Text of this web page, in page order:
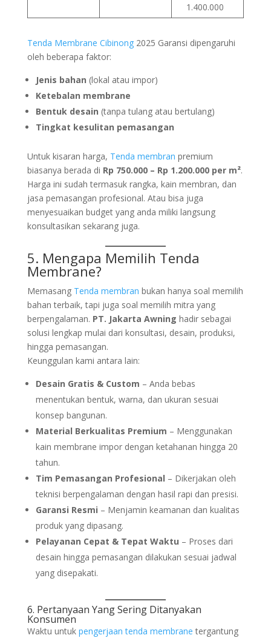
1.400.000
Tenda Membrane Cibinong2025 Garansi dipengaruhi
oleh beberapa faktor:
Jenis bahan (lokal atau impor)
Ketebalan membrane
Bentuk desain (tanpa tulang atau bertulang)
Tingkat kesulitan pemasangan
Untuk kisaran harga, Tenda membran premium
biasanya berada di Rp 750.000 – Rp 1.200.000 per m².
Harga ini sudah termasuk rangka, kain membran, dan
jasa pemasangan profesional. Atau bisa juga
menyesuaikan budget yang anda miliki langsung
konsultasikan sekarang juga.
5. Mengapa Memilih Tenda
Membrane?
Memasang Tenda membran bukan hanya soal memilih
bahan terbaik, tapi juga soal memilih mitra yang
berpengalaman. PT. Jakarta Awning hadir sebagai
solusi lengkap mulai dari konsultasi, desain, produksi,
hingga pemasangan.
Keunggulan kami antara lain:
Desain Gratis & Custom – Anda bebas
menentukan bentuk, warna, dan ukuran sesuai
konsep bangunan.
Material Berkualitas Premium – Menggunakan
kain membrane impor dengan ketahanan hingga 20
tahun.
Tim Pemasangan Profesional – Dikerjakan oleh
teknisi berpengalaman dengan hasil rapi dan presisi.
Garansi Resmi – Menjamin keamanan dan kualitas
produk yang dipasang.
Pelayanan Cepat & Tepat Waktu – Proses dari
desain hingga pemasangan dilakukan sesuai jadwal
yang disepakati.
6. Pertanyaan Yang Sering Ditanyakan
Konsumen
Waktu untuk pengerjaan tenda membrane tergantung